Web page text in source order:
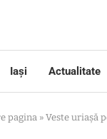
Iași Actualitate
pagina » Veste uriașă